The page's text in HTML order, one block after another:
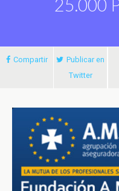
25.000
Compartir
Publicar en
Twitter